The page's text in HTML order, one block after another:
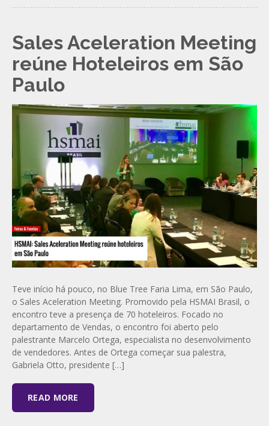
Sales Aceleration Meeting
reúne Hoteleiros em São
Paulo
Teve início há pouco, no Blue Tree Faria Lima, em São Paulo,
o Sales Aceleration Meeting. Promovido pela HSMAI Brasil, o
encontro teve a presença de 70 hoteleiros. Focado no
departamento de Vendas, o encontro foi aberto pelo
palestrante Marcelo Ortega, especialista no desenvolvimento
de vendedores. Antes de Ortega começar sua palestra,
Gabriela Otto, presidente […]
READ MORE